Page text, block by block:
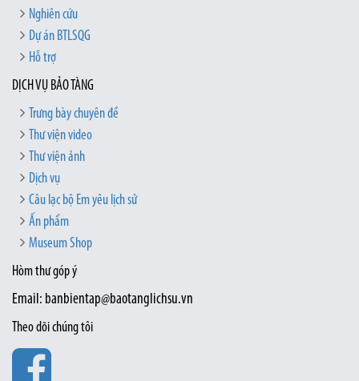
Nghiên cứu
Dự án BTLSQG
Hỗ trợ
DỊCH VỤ BẢO TÀNG
Trưng bày chuyên đề
Thư viện video
Thư viện ảnh
Dịch vụ
Câu lạc bộ Em yêu lịch sử
Ấn phẩm
Museum Shop
Hòm thư góp ý
Email: banbientap@baotanglichsu.vn
Theo dõi chúng tôi